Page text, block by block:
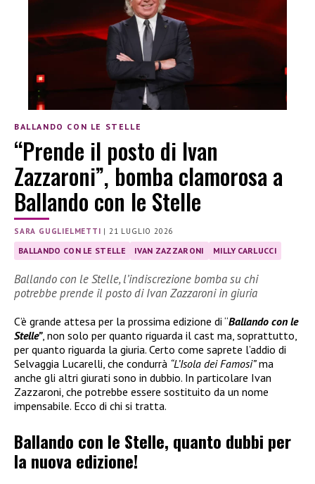
BALLANDO CON LE STELLE
“Prende il posto di Ivan
Zazzaroni”, bomba clamorosa a
Ballando con le Stelle
SARA GUGLIELMETTI |21 LUGLIO 2026
BALLANDO CON LE STELLE IVAN ZAZZARONI MILLY CARLUCCI
Ballando con le Stelle, l’indiscrezione bomba su chi
potrebbe prende il posto di Ivan Zazzaroni in giuria
C’è grande attesa per la prossima edizione di “Ballando con le
Stelle”, non solo per quanto riguarda il cast ma, soprattutto,
per quanto riguarda la giuria. Certo come saprete l’addio di
Selvaggia Lucarelli, che condurrà “L’Isola dei Famosi”ma
anche gli altri giurati sono in dubbio. In particolare Ivan
Zazzaroni, che potrebbe essere sostituito da un nome
impensabile. Ecco di chi si tratta.
Ballando con le Stelle, quanto dubbi per
la nuova edizione!